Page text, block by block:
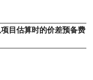
目估算时的价差预备费